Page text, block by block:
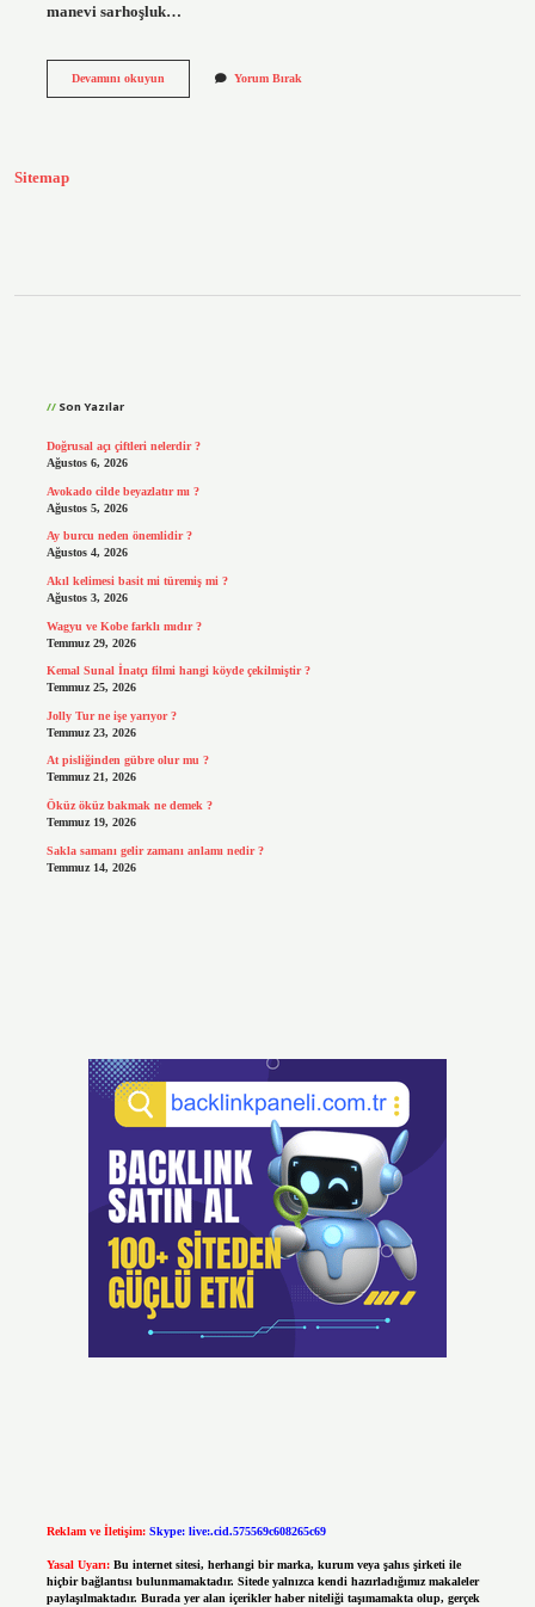
manevi sarhoşluk…
Devamını okuyunBade
Yorum Bırak
Sitemap
Son Yazılar
Doğrusal açı çiftleri nelerdir ?
Ağustos 6, 2026
Avokado cilde beyazlatır mı ?
Ağustos 5, 2026
Ay burcu neden önemlidir ?
Ağustos 4, 2026
Akıl kelimesi basit mi türemiş mi ?
Ağustos 3, 2026
Wagyu ve Kobe farklı mıdır ?
Temmuz 29, 2026
Kemal Sunal İnatçı filmi hangi köyde çekilmiştir ?
Temmuz 25, 2026
Jolly Tur ne işe yarıyor ?
Temmuz 23, 2026
At pisliğinden gübre olur mu ?
Temmuz 21, 2026
Öküz öküz bakmak ne demek ?
Temmuz 19, 2026
Sakla samanı gelir zamanı anlamı nedir ?
Temmuz 14, 2026
Reklam ve İletişim: Skype: live:.cid.575569c608265c69
Yasal Uyarı: Bu internet sitesi, herhangi bir marka, kurum veya şahıs şirketi ile
hiçbir bağlantısı bulunmamaktadır. Sitede yalnızca kendi hazırladığımız makaleler
paylaşılmaktadır. Burada yer alan içerikler haber niteliği taşımamakta olup, gerçek